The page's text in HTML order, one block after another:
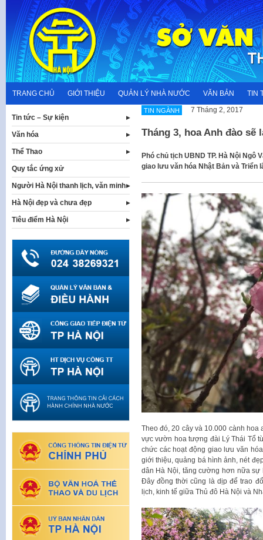
content
TRANG CHỦ GIỚI THIỆU QUẢN LÝ NHÀ NƯỚC VĂN BẢN TIN
TIN NGÀNH 7 Tháng 2, 2017
Tháng 3, hoa Anh đào sẽ
Phó chủ tịch UBND TP. Hà Nội Ngô
giao lưu văn hóa Nhật Bản và Triển
Theo đó, 20 cây và 10.000 cành
vực vườn hoa tượng đài Lý Thái Tổ
chức các hoạt động giao lưu văn
giới thiệu, quảng bá hình ảnh, nét
dân Hà Nội, tăng cường hơn nữa
Đây đồng thời cũng là dịp để trao
lịch, kinh tế giữa Thủ đô Hà Nội và
Tin tức – Sự kiện
Văn hóa
Thể Thao
Quy tắc ứng xử
Người Hà Nội thanh lịch, văn minh
Hà Nội đẹp và chưa đẹp
Tiêu điểm Hà Nội